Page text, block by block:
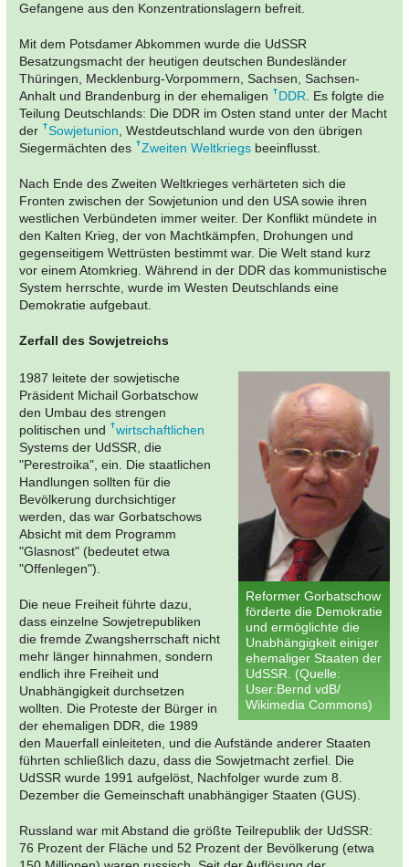
Gefangene aus den Konzentrationslagern befreit.
Mit dem Potsdamer Abkommen wurde die UdSSR
Besatzungsmacht der heutigen deutschen Bundesländer
Thüringen, Mecklenburg-Vorpommern, Sachsen, Sachsen-
Anhalt und Brandenburg in der ehemaligen
DDR. Es folgte die
Teilung Deutschlands: Die DDR im Osten stand unter der Macht
der
Sowjetunion, Westdeutschland wurde von den übrigen
Siegermächten des
Zweiten Weltkriegs beeinflusst.
Nach Ende des Zweiten Weltkrieges verhärteten sich die
Fronten zwischen der Sowjetunion und den USA sowie ihren
westlichen Verbündeten immer weiter. Der Konflikt mündete in
den Kalten Krieg, der von Machtkämpfen, Drohungen und
gegenseitigem Wettrüsten bestimmt war. Die Welt stand kurz
vor einem Atomkrieg. Während in der DDR das kommunistische
System herrschte, wurde im Westen Deutschlands eine
Demokratie aufgebaut.
Zerfall des Sowjetreichs
Reformer Gorbatschow
förderte die Demokratie
und ermöglichte die
Unabhängigkeit einiger
ehemaliger Staaten der
UdSSR. (Quelle:
User:Bernd vdB/
Wikimedia Commons)
1987 leitete der sowjetische
Präsident Michail Gorbatschow
den Umbau des strengen
politischen und
wirtschaftlichen
Systems der UdSSR, die
"Perestroika", ein. Die staatlichen
Handlungen sollten für die
Bevölkerung durchsichtiger
werden, das war Gorbatschows
Absicht mit dem Programm
"Glasnost" (bedeutet etwa
"Offenlegen").
Die neue Freiheit führte dazu,
dass einzelne Sowjetrepubliken
die fremde Zwangsherrschaft nicht
mehr länger hinnahmen, sondern
endlich ihre Freiheit und
Unabhängigkeit durchsetzen
wollten. Die Proteste der Bürger in
der ehemaligen DDR, die 1989
den Mauerfall einleiteten, und die Aufstände anderer Staaten
führten schließlich dazu, dass die Sowjetmacht zerfiel. Die
UdSSR wurde 1991 aufgelöst, Nachfolger wurde zum 8.
Dezember die Gemeinschaft unabhängiger Staaten (GUS).
Russland war mit Abstand die größte Teilrepublik der UdSSR:
76 Prozent der Fläche und 52 Prozent der Bevölkerung (etwa